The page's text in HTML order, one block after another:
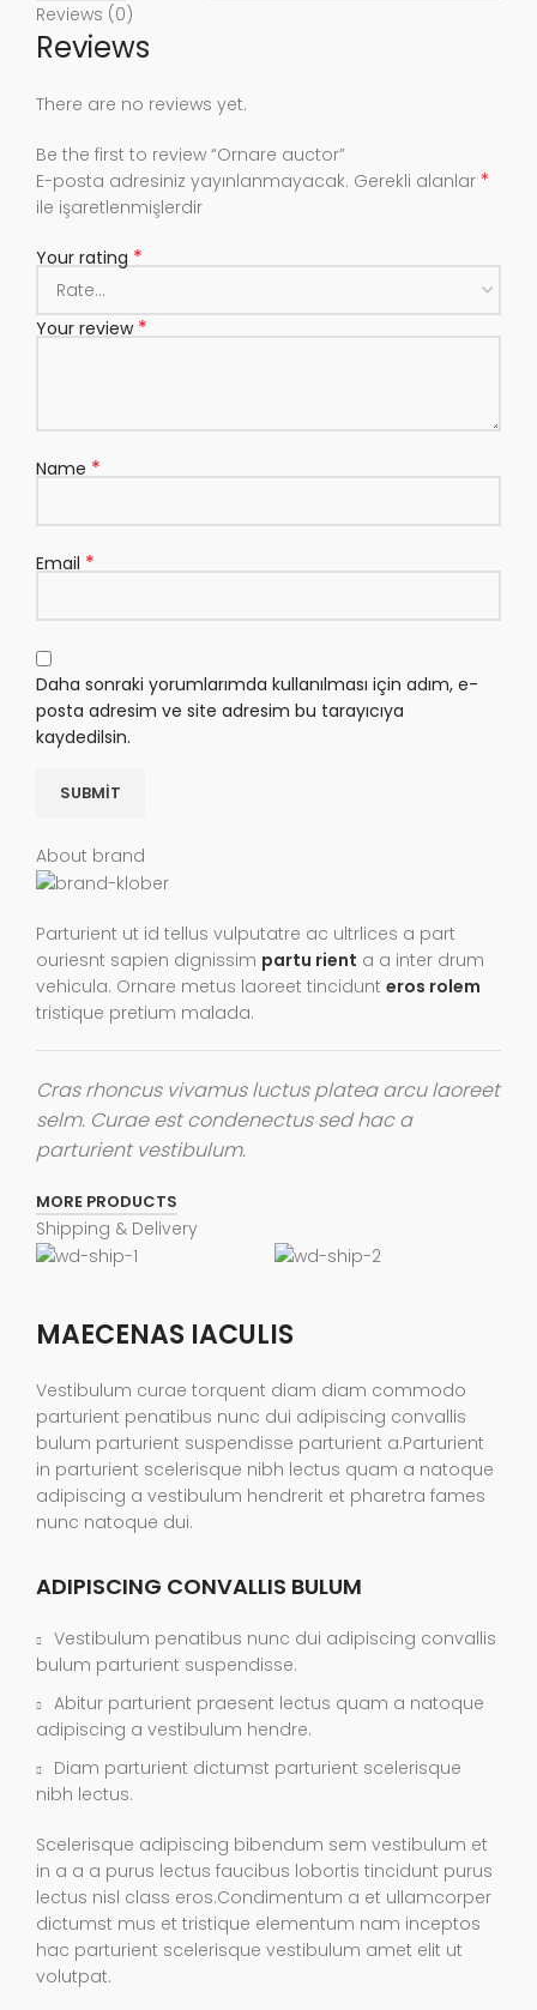
Reviews (0)
Reviews
There are no reviews yet.
Be the first to review “Ornare auctor”
E-posta adresiniz yayınlanmayacak. Gerekli alanlar *
ile işaretlenmişlerdir
Your rating *
Your review *
Name *
Email *
Daha sonraki yorumlarımda kullanılması için adım, e-
posta adresim ve site adresim bu tarayıcıya
kaydedilsin.
About brand
Parturient ut id tellus vulputatre ac ultrlices a part
ouriesnt sapien dignissim partu rient a a inter drum
vehicula. Ornare metus laoreet tincidunt eros rolem
tristique pretium malada.
Cras rhoncus vivamus luctus platea arcu laoreet
selm. Curae est condenectus sed hac a
parturient vestibulum.
MORE PRODUCTS
Shipping & Delivery
MAECENAS IACULIS
Vestibulum curae torquent diam diam commodo
parturient penatibus nunc dui adipiscing convallis
bulum parturient suspendisse parturient a.Parturient
in parturient scelerisque nibh lectus quam a natoque
adipiscing a vestibulum hendrerit et pharetra fames
nunc natoque dui.
ADIPISCING CONVALLIS BULUM
Vestibulum penatibus nunc dui adipiscing convallis
bulum parturient suspendisse.
Abitur parturient praesent lectus quam a natoque
adipiscing a vestibulum hendre.
Diam parturient dictumst parturient scelerisque
nibh lectus.
Scelerisque adipiscing bibendum sem vestibulum et
in a a a purus lectus faucibus lobortis tincidunt purus
lectus nisl class eros.Condimentum a et ullamcorper
dictumst mus et tristique elementum nam inceptos
hac parturient scelerisque vestibulum amet elit ut
volutpat.